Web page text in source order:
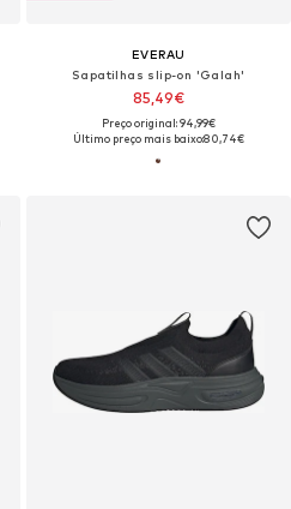
EVERAU
Sapatilhas slip-on 'Galah'
85,49€
Preço original: 94,99€
Último preço mais baixo:80,74€